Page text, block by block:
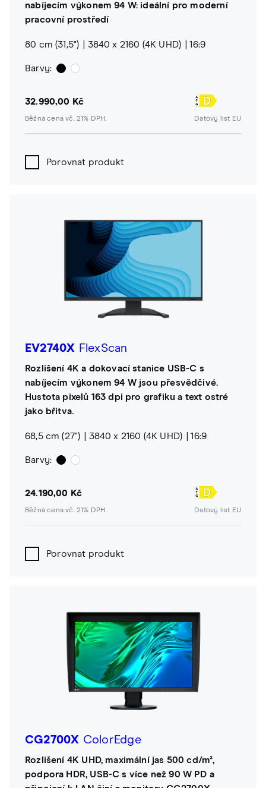
nabíjecím výkonem 94 W: ideální pro moderní
pracovní prostředí
80 cm (31,5") 3840 x 2160 (4K UHD) 16:9
Barvy:
32.990,00 Kč
Běžná cena vč. 21% DPH. Datový list EU
Porovnat produkt
EV2740X FlexScan
Rozlišení 4K a dokovací stanice USB-C s
nabíjecím výkonem 94 W jsou přesvědčivé.
Hustota pixelů 163 dpi pro grafiku a text ostré
jako břitva.
68,5 cm (27") 3840 x 2160 (4K UHD) 16:9
Barvy:
24.190,00 Kč
Běžná cena vč. 21% DPH. Datový list EU
Porovnat produkt
CG2700X ColorEdge
Rozlišení 4K UHD, maximální jas 500 cd/m²,
podpora HDR, USB-C s více než 90 W PD a